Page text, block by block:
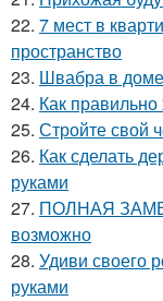
22. 7 мест в
пространство
23. Швабра в
24. Как
25. Стройте свой
26. Как сделать
руками
27. ПОЛНАЯ
возможно
28. Удиви своего
руками